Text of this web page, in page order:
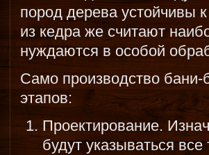
пород дерева устойчивы
из кедра же считают
нуждаются в особой
Само производство
этапов:
Проектирование.
будут указываться